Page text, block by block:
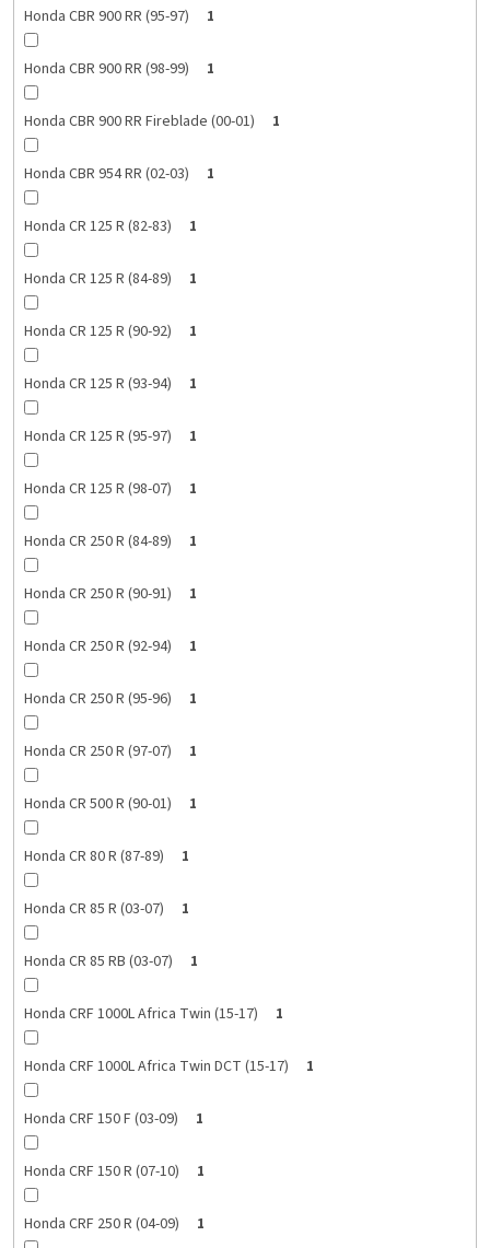
Honda CBR 900 RR (95-97) 1
Honda CBR 900 RR (98-99) 1
Honda CBR 900 RR Fireblade (00-01) 1
Honda CBR 954 RR (02-03) 1
Honda CR 125 R (82-83) 1
Honda CR 125 R (84-89) 1
Honda CR 125 R (90-92) 1
Honda CR 125 R (93-94) 1
Honda CR 125 R (95-97) 1
Honda CR 125 R (98-07) 1
Honda CR 250 R (84-89) 1
Honda CR 250 R (90-91) 1
Honda CR 250 R (92-94) 1
Honda CR 250 R (95-96) 1
Honda CR 250 R (97-07) 1
Honda CR 500 R (90-01) 1
Honda CR 80 R (87-89) 1
Honda CR 85 R (03-07) 1
Honda CR 85 RB (03-07) 1
Honda CRF 1000L Africa Twin (15-17) 1
Honda CRF 1000L Africa Twin DCT (15-17) 1
Honda CRF 150 F (03-09) 1
Honda CRF 150 R (07-10) 1
Honda CRF 250 R (04-09) 1